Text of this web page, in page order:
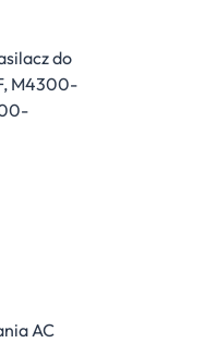
do
M4300-
AC